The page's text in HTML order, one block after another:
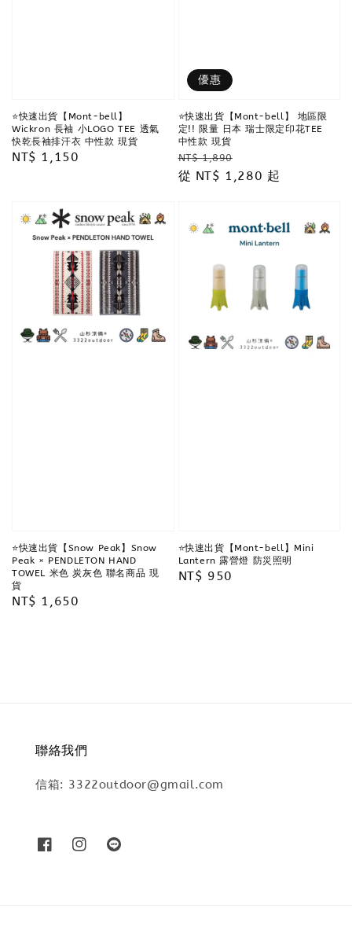
⭐️快速出貨【Mont-bell】
Wickron 長袖 小LOGO TEE 透氣
快乾長袖排汗衣 中性款 現貨
Regular
NT$ 1,150
優惠
⭐️快速出貨【Mont-bell】 地區限
定!! 限量 日本 瑞士限定印花TEE
中性款 現貨
Regular
price
NT$ 1,890
price
從 NT$ 1,280 起
⭐️快速出貨【Snow Peak】Snow
Peak × PENDLETON HAND
TOWEL 米色 炭灰色 聯名商品 現
貨
Regular
NT$ 1,650
⭐️快速出貨【Mont-bell】Mini
Lantern 露營燈 防災照明
Regular
NT$ 950
聯絡我們
信箱: 3322outdoor@gmail.com